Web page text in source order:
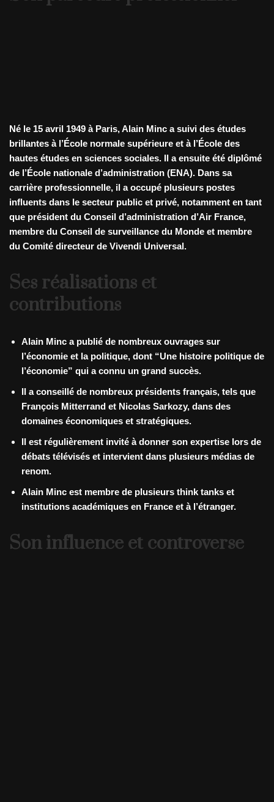
Né le 15 avril 1949 à Paris, Alain Minc a suivi des études
brillantes à l’École normale supérieure et à l’École des
hautes études en sciences sociales. Il a ensuite été diplômé
de l’École nationale d’administration (ENA). Dans sa
carrière professionnelle, il a occupé plusieurs postes
influents dans le secteur public et privé, notamment en tant
que président du Conseil d’administration d’Air France,
membre du Conseil de surveillance du Monde et membre
du Comité directeur de Vivendi Universal.
Ses réalisations et
contributions
Alain Minc a publié de nombreux ouvrages sur
l’économie et la politique, dont “Une histoire politique de
l’économie” qui a connu un grand succès.
Il a conseillé de nombreux présidents français, tels que
François Mitterrand et Nicolas Sarkozy, dans des
domaines économiques et stratégiques.
Il est régulièrement invité à donner son expertise lors de
débats télévisés et intervient dans plusieurs médias de
renom.
Alain Minc est membre de plusieurs think tanks et
institutions académiques en France et à l’étranger.
Son influence et controverse